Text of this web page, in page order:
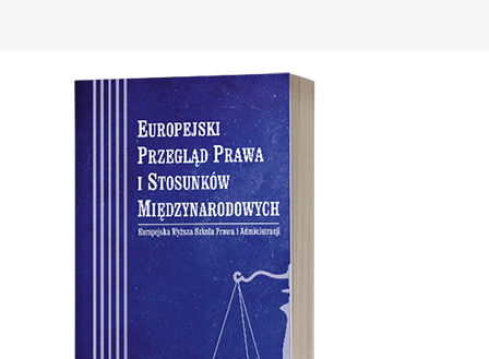
Cover image